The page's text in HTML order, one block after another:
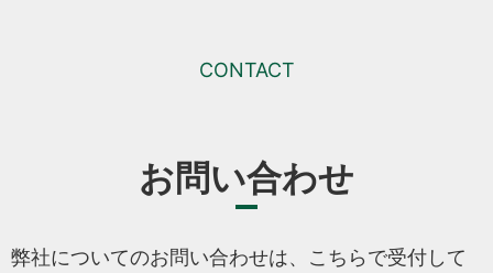
CONTACT
お問い合わせ
弊社についてのお問い合わせは、こちらで受付して